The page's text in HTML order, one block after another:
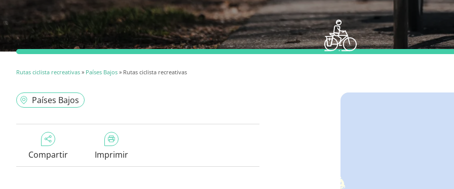
Rutas ciclista recreativas » Países Bajos » Rutas ciclista recreativas
Países Bajos
Compartir Imprimir